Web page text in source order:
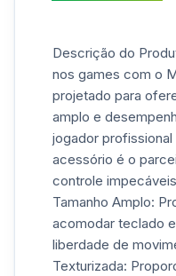
Descrição do
nos games com o
projetado para
amplo e
jogador
acessório é o
controle
Tamanho Amplo:
acomodar teclado
liberdade de
Texturizada: